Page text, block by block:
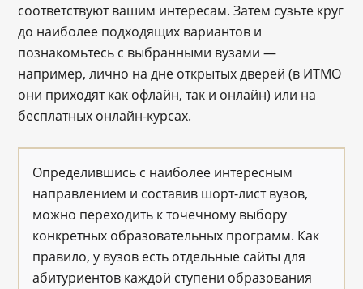
соответствуют вашим интересам. Затем сузьте круг
до наиболее подходящих вариантов и
познакомьтесь с выбранными вузами ―
например, лично на дне открытых дверей (в ИТМО
они приходят как офлайн, так и онлайн) или на
бесплатных онлайн-курсах.
Определившись с наиболее интересным
направлением и составив шорт-лист вузов,
можно переходить к точечному выбору
конкретных образовательных программ. Как
правило, у вузов есть отдельные сайты для
абитуриентов каждой ступени образования